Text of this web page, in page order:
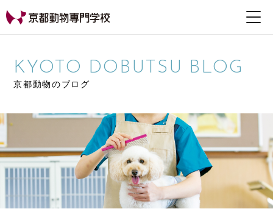
門学校
KYOTO DOBUTSU BLOG
京都動物のブログ